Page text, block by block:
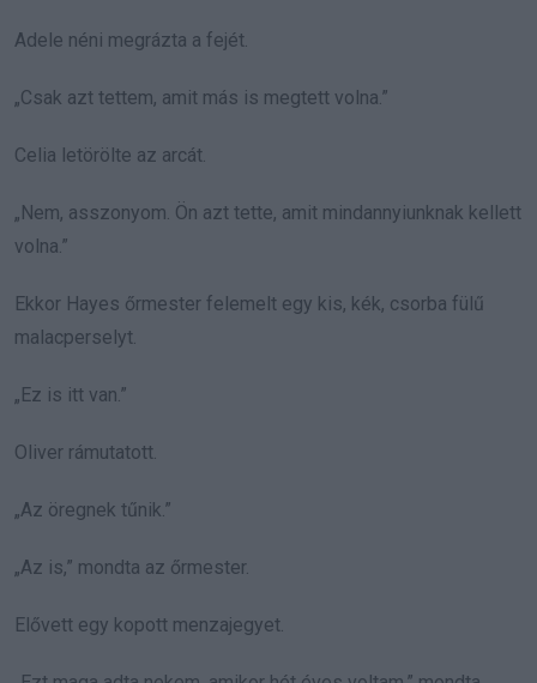
Adele néni megrázta a fejét.
„Csak azt tettem, amit más is megtett volna.”
Celia letörölte az arcát.
„Nem, asszonyom. Ön azt tette, amit mindannyiunknak kellett
volna.”
Ekkor Hayes őrmester felemelt egy kis, kék, csorba fülű
malacperselyt.
„Ez is itt van.”
Oliver rámutatott.
„Az öregnek tűnik.”
„Az is,” mondta az őrmester.
Elővett egy kopott menzajegyet.